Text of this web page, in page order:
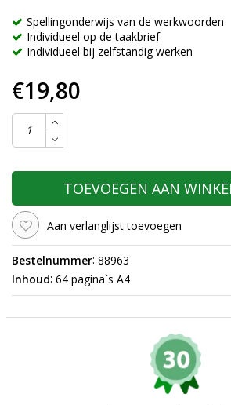
Spellingonderwijs van de werkwoorden
Individueel op de taakbrief
Individueel bij zelfstandig werken
€19,80
TOEVOEGEN AAN
Aan verlanglijst toevoegen
Bestelnummer: 88963
Inhoud: 64 pagina`s A4